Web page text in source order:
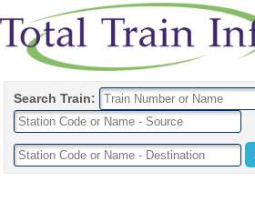
Search Train: